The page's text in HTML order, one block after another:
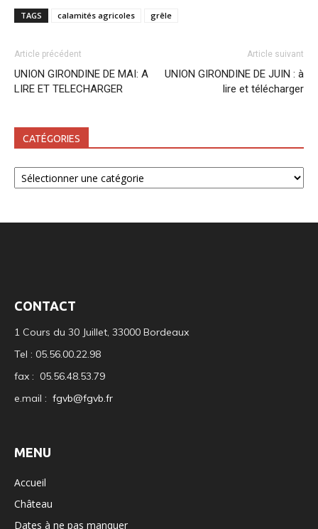
TAGS calamités agricoles grêle
Article précédent
UNION GIRONDINE DE MAI: A
LIRE ET TELECHARGER
Article suivant
UNION GIRONDINE DE JUIN : à
lire et télécharger
CATÉGORIES
Catégories
CONTACT
1 Cours du 30 Juillet, 33000 Bordeaux
Tel : 05.56.00.22.98
fax : 05.56.48.53.79
e.mail : fgvb@fgvb.fr
MENU
Accueil
Château
Dates à ne pas manquer